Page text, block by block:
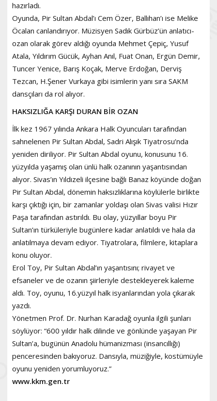
hazırladı.
Oyunda, Pir Sultan Abdal’ı Cem Özer, Ballıhan’ı ise Melike
Öcalan canlandırıyor. Müzisyen Sadık Gürbüz’ün anlatıcı-
ozan olarak görev aldığı oyunda Mehmet Çepiç, Yusuf
Atala, Yıldırım Gücük, Ayhan Anıl, Fuat Onan, Ergün Demir,
Tuncer Yenice, Barış Koçak, Merve Erdoğan, Derviş
Tezcan, H.Şener Vurkaya gibi isimlerin yanı sıra SAKM
dansçıları da rol alıyor.
HAKSIZLIĞA KARŞI DURAN BİR OZAN
İlk kez 1967 yılında Ankara Halk Oyuncuları tarafından
sahnelenen Pir Sultan Abdal, Sadri Alışık Tiyatrosu’nda
yeniden diriliyor. Pir Sultan Abdal oyunu, konusunu 16.
yüzyılda yaşamış olan ünlü halk ozanının yaşantısından
alıyor. Sivas’ın Yıldızeli ilçesine bağlı Banaz köyünde doğan
Pir Sultan Abdal, dönemin haksızlıklarına köylülerle birlikte
karşı çıktığı için, bir zamanlar yoldaşı olan Sivas valisi Hızır
Paşa tarafından astırıldı. Bu olay, yüzyıllar boyu Pir
Sultan’ın türküleriyle bugünlere kadar anlatıldı ve hala da
anlatılmaya devam ediyor. Tiyatrolara, filmlere, kitaplara
konu oluyor.
Erol Toy, Pir Sultan Abdal’ın yaşantısını; rivayet ve
efsaneler ve de ozanın şiirleriyle destekleyerek kaleme
aldı. Toy, oyunu, 16.yüzyıl halk isyanlarından yola çıkarak
yazdı.
Yönetmen Prof. Dr. Nurhan Karadağ oyunla ilgili şunları
söylüyor: “600 yıldır halk dilinde ve gönlünde yaşayan Pir
Sultan’a, bugünün Anadolu hümanizması (insancıllığı)
penceresinden bakıyoruz. Dansıyla, müziğiyle, kostümüyle
oyunu yeniden yorumluyoruz.”
www.kkm.gen.tr